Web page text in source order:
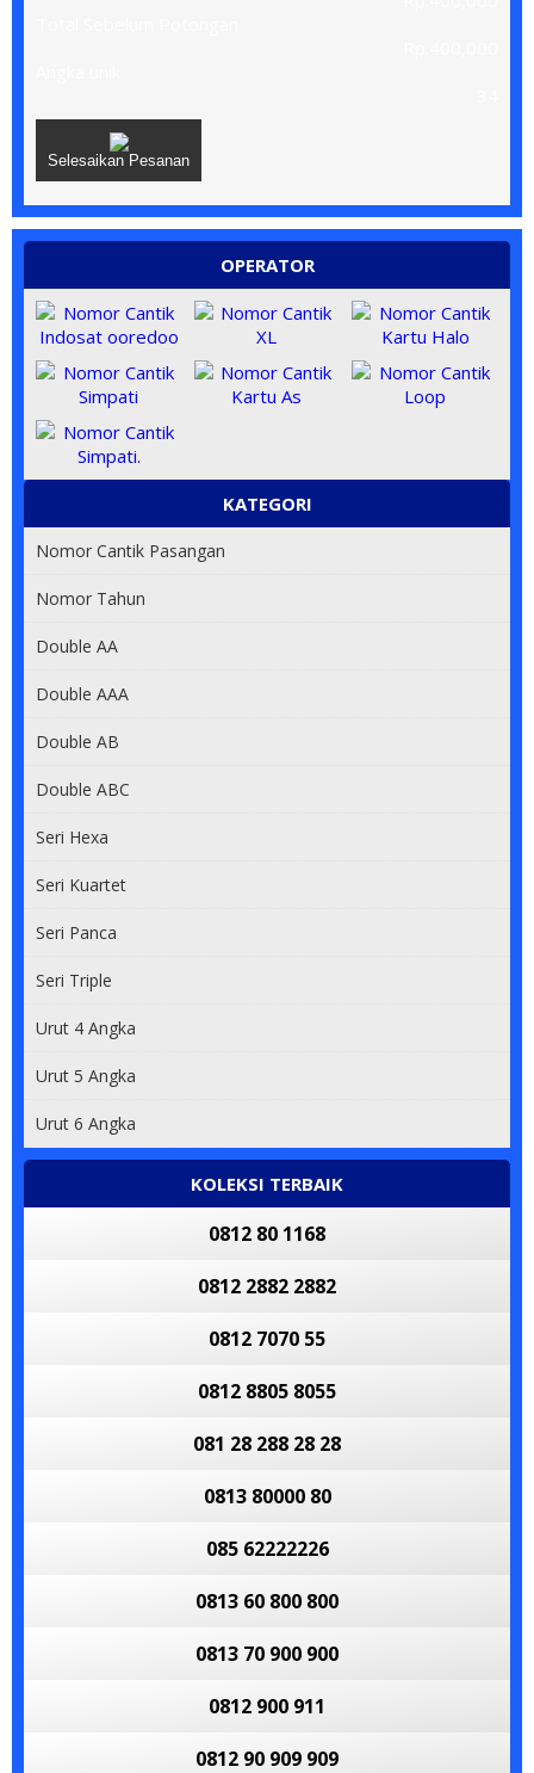
OPERATOR
KATEGORI
Nomor Cantik Pasangan
Nomor Tahun
Double AA
Double AAA
Double AB
Double ABC
Seri Hexa
Seri Kuartet
Seri Panca
Seri Triple
Urut 4 Angka
Urut 5 Angka
Urut 6 Angka
KOLEKSI TERBAIK
0812 80 1168
0812 2882 2882
0812 7070 55
0812 8805 8055
081 28 288 28 28
0813 80000 80
085 62222226
0813 60 800 800
0813 70 900 900
0812 900 911
0812 90 909 909
Selesaikan Pesanan